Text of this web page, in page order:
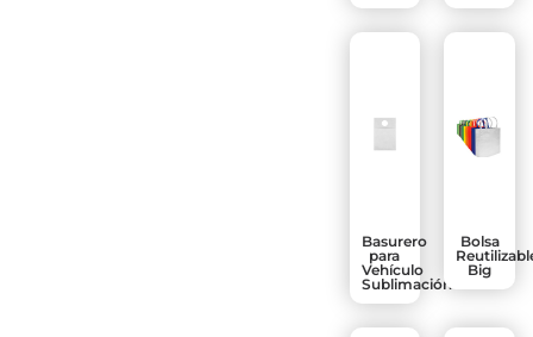
Basurero
para
Vehículo
Sublimación
Bolsa
Big